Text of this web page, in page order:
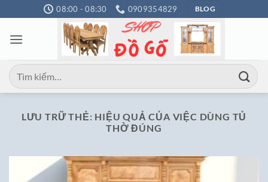
qua
nội
08:00 - 08:30 0909354829 BLOG
Tìm
kiếm:
LƯU TRỮ THẺ: HIỆU QUẢ CỦA VIỆC DÙNG TỦ
THỜ ĐÚNG